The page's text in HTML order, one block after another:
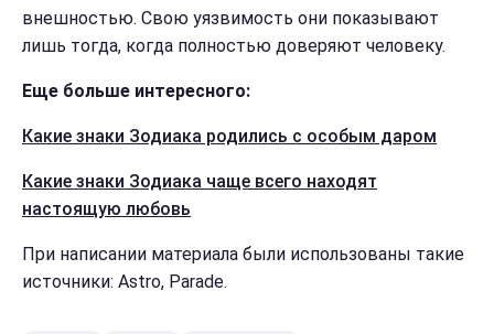
внешностью. Свою уязвимость они показывают
лишь тогда, когда полностью доверяют человеку.
Еще больше интересного:
Какие знаки Зодиака родились с особым даром
Какие знаки Зодиака чаще всего находят
настоящую любовь
При написании материала были использованы такие
источники: Astro, Parade.